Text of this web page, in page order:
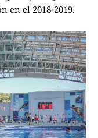
en el 2018-2019.